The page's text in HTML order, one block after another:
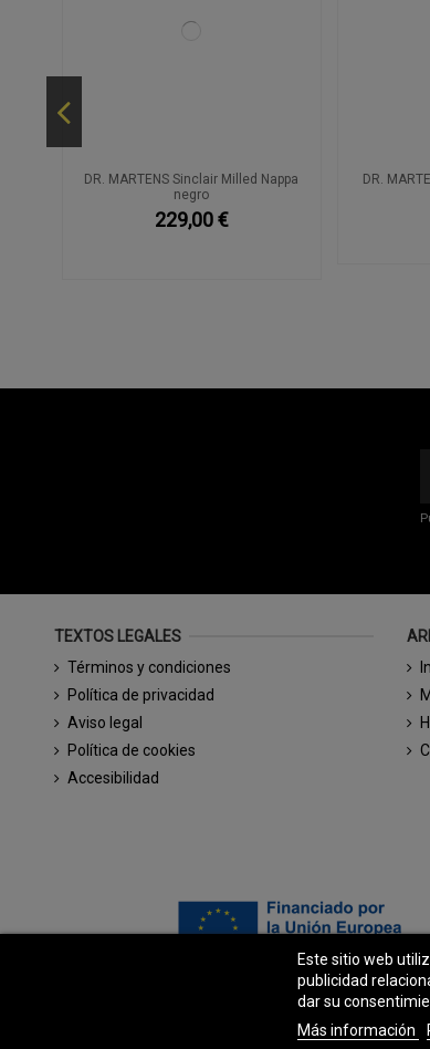
DR. MARTENS Sinclair Milled Nappa
negro
229,00 €
DR.
TEXTOS LEGALES
Términos y condiciones
Política de privacidad
Aviso legal
Política de cookies
Accesibilidad
Este sitio web
publicidad
dar su
Más información